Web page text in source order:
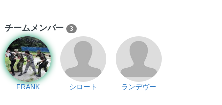
チームメンバー 3
FRANK シロート ランデヴー